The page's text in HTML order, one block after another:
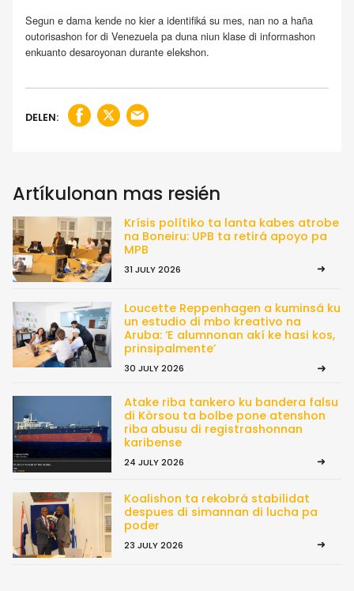
Segun e dama kende no kier a identifiká su mes, nan no a haña
outorisashon for di Venezuela pa duna niun klase di informashon
enkuanto desaroyonan durante elekshon.
DELEN:
Artíkulonan mas resién
Krísis polítiko ta lanta kabes atrobe
na Boneiru: UPB ta retirá apoyo pa
MPB
31 JULY 2026
Loucette Reppenhagen a kuminsá ku
un estudio di mbo kreativo na
Aruba: ‘E alumnonan akí ke hasi kos,
prinsipalmente’
30 JULY 2026
Atake riba tankero ku bandera falsu
di Kòrsou ta bolbe pone atenshon
riba abusu di registrashonnan
karibense
24 JULY 2026
Koalishon ta rekobrá stabilidat
despues di simannan di lucha pa
poder
23 JULY 2026